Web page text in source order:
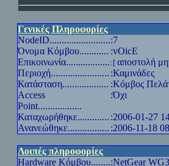
Γενικές Πληροφορίες
NodeID.........................:7
Όνομα Κόμβου............ :vOicE
Επικοινωνία.................. :[ αποστολή
Περιοχή........................ :Καμινάδες
Κατάσταση................... :Κόμβος
Access
Point..................
:Όχι
Καταχωρήθηκε............. :2006-01-27
Ανανεώθηκε................. :2006-11-18
Λοιπές πληροφορίες
Hardware Κόμβου........:NetGear